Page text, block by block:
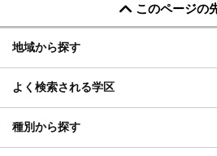
このページの
地域から探す
よく検索される学区
種別から探す